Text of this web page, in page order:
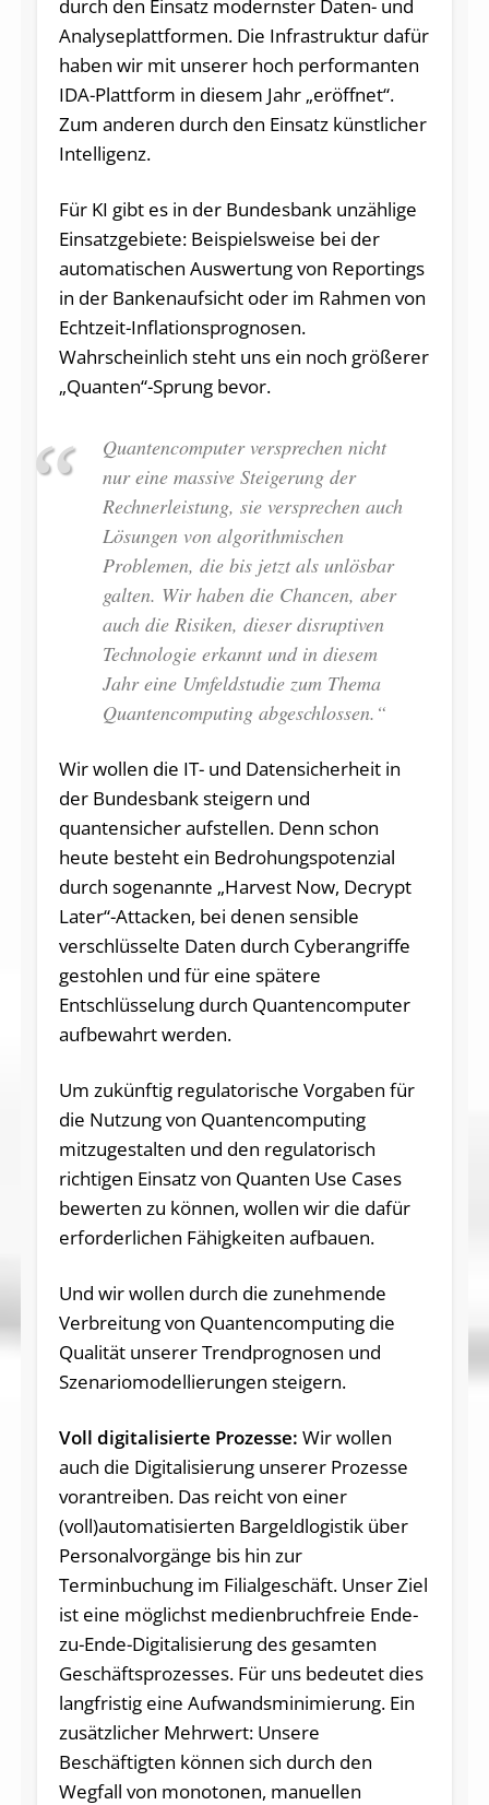
durch den Einsatz modernster Daten- und
Analyseplattformen. Die Infrastruktur dafür
haben wir mit unserer hoch performanten
IDA-Plattform in diesem Jahr „eröffnet“.
Zum anderen durch den Einsatz künstlicher
Intelligenz.
Für KI gibt es in der Bundesbank unzählige
Einsatzgebiete: Beispielsweise bei der
automatischen Auswertung von Reportings
in der Bankenaufsicht oder im Rahmen von
Echtzeit-Inflationsprognosen.
Wahrscheinlich steht uns ein noch größerer
„Quanten“-Sprung bevor.
Quantencomputer versprechen nicht
nur eine massive Steigerung der
Rechnerleistung, sie versprechen auch
Lösungen von algorithmischen
Problemen, die bis jetzt als unlösbar
galten. Wir haben die Chancen, aber
auch die Risiken, dieser disruptiven
Technologie erkannt und in diesem
Jahr eine Umfeldstudie zum Thema
Quantencomputing abgeschlossen.“
Wir wollen die IT- und Datensicherheit in
der Bundesbank steigern und
quantensicher aufstellen. Denn schon
heute besteht ein Bedrohungspotenzial
durch sogenannte „Harvest Now, Decrypt
Later“-Attacken, bei denen sensible
verschlüsselte Daten durch Cyberangriffe
gestohlen und für eine spätere
Entschlüsselung durch Quantencomputer
aufbewahrt werden.
Um zukünftig regulatorische Vorgaben für
die Nutzung von Quantencomputing
mitzugestalten und den regulatorisch
richtigen Einsatz von Quanten Use Cases
bewerten zu können, wollen wir die dafür
erforderlichen Fähigkeiten aufbauen.
Und wir wollen durch die zunehmende
Verbreitung von Quantencomputing die
Qualität unserer Trendprognosen und
Szenariomodellierungen steigern.
Voll digitalisierte Prozesse: Wir wollen
auch die Digitalisierung unserer Prozesse
vorantreiben. Das reicht von einer
(voll)automatisierten Bargeldlogistik über
Personalvorgänge bis hin zur
Terminbuchung im Filialgeschäft. Unser Ziel
ist eine möglichst medienbruchfreie Ende-
zu-Ende-Digitalisierung des gesamten
Geschäftsprozesses. Für uns bedeutet dies
langfristig eine Aufwandsminimierung. Ein
zusätzlicher Mehrwert: Unsere
Beschäftigten können sich durch den
Wegfall von monotonen, manuellen